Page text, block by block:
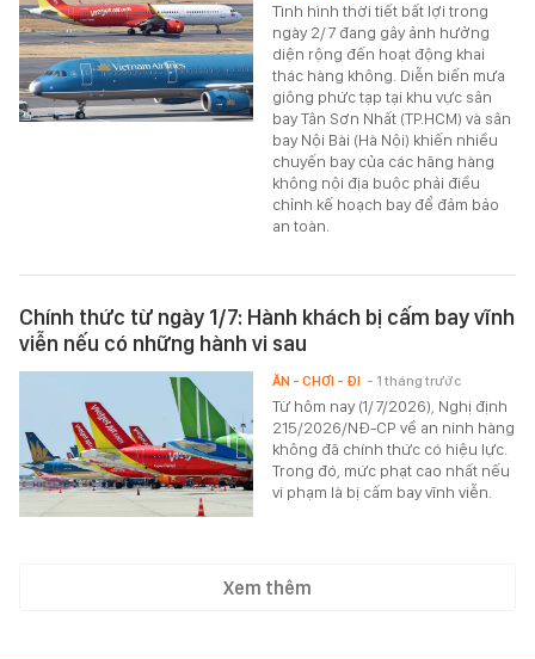
Tình hình thời tiết bất lợi trong
ngày 2/7 đang gây ảnh hưởng
diện rộng đến hoạt động khai
thác hàng không. Diễn biến mưa
giông phức tạp tại khu vực sân
bay Tân Sơn Nhất (TP.HCM) và sân
bay Nội Bài (Hà Nội) khiến nhiều
chuyến bay của các hãng hàng
không nội địa buộc phải điều
chỉnh kế hoạch bay để đảm bảo
an toàn.
Chính thức từ ngày 1/7: Hành khách bị cấm bay vĩnh
viễn nếu có những hành vi sau
Từ hôm nay (1/7/2026), Nghị định
215/2026/NĐ-CP về an ninh hàng
không đã chính thức có hiệu lực.
Trong đó, mức phạt cao nhất nếu
vi phạm là bị cấm bay vĩnh viễn.
ĂN - CHƠI - ĐI - 1 tháng trước
Xem thêm